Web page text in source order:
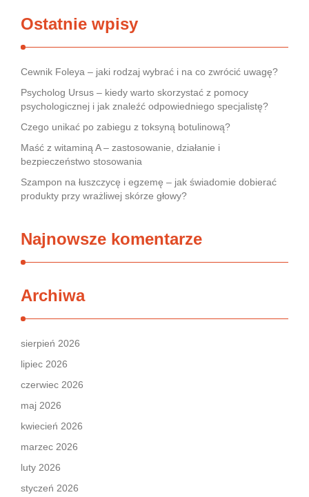
Ostatnie wpisy
Cewnik Foleya – jaki rodzaj wybrać i na co zwrócić uwagę?
Psycholog Ursus – kiedy warto skorzystać z pomocy
psychologicznej i jak znaleźć odpowiedniego specjalistę?
Czego unikać po zabiegu z toksyną botulinową?
Maść z witaminą A – zastosowanie, działanie i
bezpieczeństwo stosowania
Szampon na łuszczycę i egzemę – jak świadomie dobierać
produkty przy wrażliwej skórze głowy?
Najnowsze komentarze
Archiwa
sierpień 2026
lipiec 2026
czerwiec 2026
maj 2026
kwiecień 2026
marzec 2026
luty 2026
styczeń 2026